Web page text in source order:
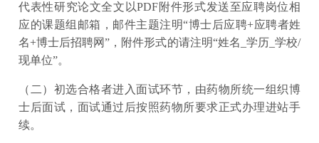
代表性研究论文全文以PDF附件形式发送至应聘岗位相
应的课题组邮箱，邮件主题注明“博士后应聘+应聘者姓
名+博士后招聘网”，附件形式的请注明“姓名_学历_学校/
现单位”。
（二）初选合格者进入面试环节，由药物所统一组织博
士后面试，面试通过后按照药物所要求正式办理进站手
续。